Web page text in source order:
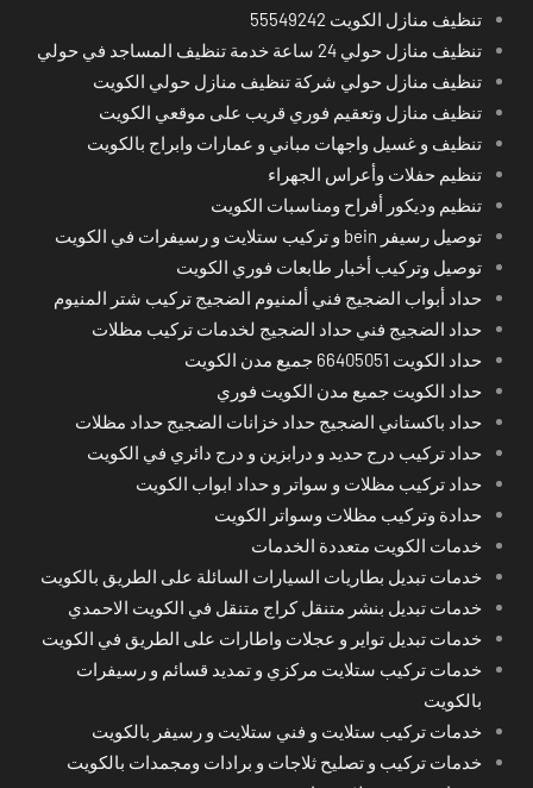
تنظيف منازل الكويت 55549242
تنظيف منازل حولي 24 ساعة خدمة تنظيف المساجد في حولي
تنظيف منازل حولي شركة تنظيف منازل حولي الكويت
تنظيف منازل وتعقيم فوري قريب على موقعي الكويت
تنظيف و غسيل واجهات مباني و عمارات وابراج بالكويت
تنظيم حفلات وأعراس الجهراء
تنظيم وديكور أفراح ومناسبات الكويت
توصيل رسيفر bein و تركيب ستلايت و رسيفرات في الكويت
توصيل وتركيب أخبار طابعات فوري الكويت
حداد أبواب الضجيج فني ألمنيوم الضجيج تركيب شتر المنيوم
حداد الضجيج فني حداد الضجيج لخدمات تركيب مظلات
حداد الكويت 66405051 جميع مدن الكويت
حداد الكويت جميع مدن الكويت فوري
حداد باكستاني الضجيج حداد خزانات الضجيج حداد مظلات
حداد تركيب درج حديد و درابزين و درج دائري في الكويت
حداد تركيب مظلات و سواتر و حداد ابواب الكويت
حدادة وتركيب مظلات وسواتر الكويت
خدمات الكويت متعددة الخدمات
خدمات تبديل بطاريات السيارات السائلة على الطريق بالكويت
خدمات تبديل بنشر متنقل كراج متنقل في الكويت الاحمدي
خدمات تبديل تواير و عجلات واطارات على الطريق في الكويت
خدمات تركيب ستلايت مركزي و تمديد قسائم و رسيفرات
بالكويت
خدمات تركيب ستلايت و فني ستلايت و رسيفر بالكويت
خدمات تركيب و تصليح ثلاجات و برادات ومجمدات بالكويت